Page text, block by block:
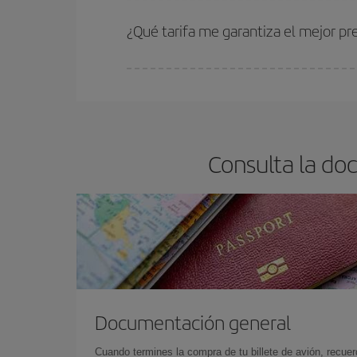
estén disponibles o se vayan agotando. Por eso,
¿Qué tarifa me garantiza el mejor
Consulta la
Documentación general
Cuando termines la compra de tu billete de avión,